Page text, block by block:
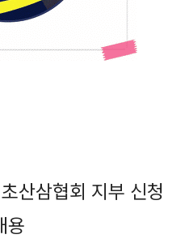
산삼협회 지부 신청
용